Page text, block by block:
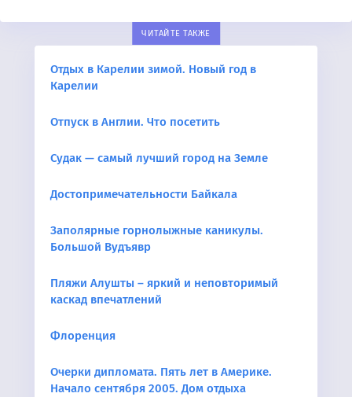
ЧИТАЙТЕ ТАКЖЕ
Отдых в Карелии зимой. Новый год в
Карелии
Отпуск в Англии. Что посетить
Судак — самый лучший город на Земле
Достопримечательности Байкала
Заполярные горнолыжные каникулы.
Большой Вудъявр
Пляжи Алушты – яркий и неповторимый
каскад впечатлений
Флоренция
Очерки дипломата. Пять лет в Америке.
Начало сентября 2005. Дом отдыха